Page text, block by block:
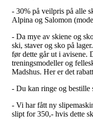
- 30% på veilpris på alle
Alpina og Salomon
- Da mye av skiene og
ski, staver og sko på
før dette går ut i avisene.
treningsmodeller og
Madshus. Her er det
- Du kan ringe og bestille
- Vi har fått ny
slipt for 350,- hvis dette